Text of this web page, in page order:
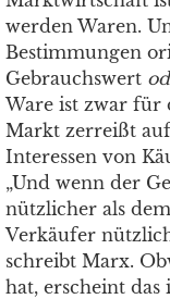
werden Waren.
Bestimmungen
Gebrauchswert
Ware ist zwar für
Markt zerreißt
Interessen von
„Und wenn der
nützlicher als
Verkäufer
schreibt Marx.
hat, erscheint